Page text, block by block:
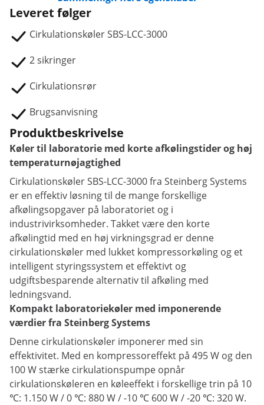
Leveret følger
Cirkulationskøler SBS-LCC-3000
2 sikringer
Cirkulationsrør
Brugsanvisning
Produktbeskrivelse
Køler til laboratorie med korte afkølingstider og høj
temperaturnøjagtighed
Cirkulationskøler SBS-LCC-3000 fra Steinberg Systems
er en effektiv løsning til de mange forskellige
afkølingsopgaver på laboratoriet og i
industrivirksomheder. Takket være den korte
afkølingtid med en høj virkningsgrad er denne
cirkulationskøler med lukket kompressorkøling og et
intelligent styringssystem et effektivt og
udgiftsbesparende alternativ til afkøling med
ledningsvand.
Kompakt laboratoriekøler med imponerende
værdier fra Steinberg Systems
Denne cirkulationskøler imponerer med sin
effektivitet. Med en kompressoreffekt på 495 W og den
100 W stærke cirkulationspumpe opnår
cirkulationskøleren en køleeffekt i forskellige trin på 10
℃: 1.150 W / 0 ℃: 880 W / -10 ℃ 600 W / -20 ℃: 320 W.